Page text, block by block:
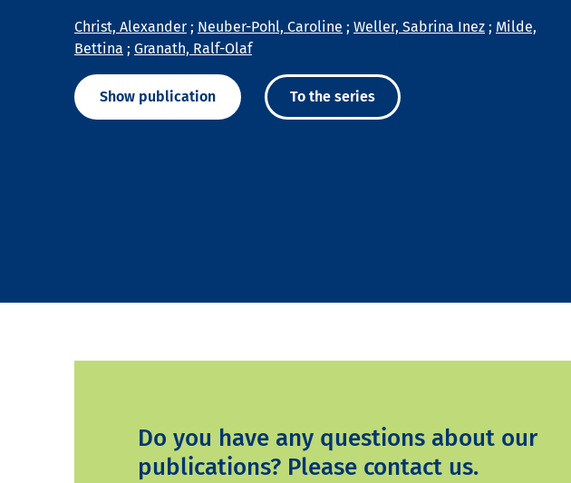
Christ, Alexander ; Neuber-Pohl, Caroline ; Weller, Sabrina Inez ; Milde,
Bettina ; Granath, Ralf-Olaf
Show publication To the series
Do you have any questions about our
publications? Please contact us.